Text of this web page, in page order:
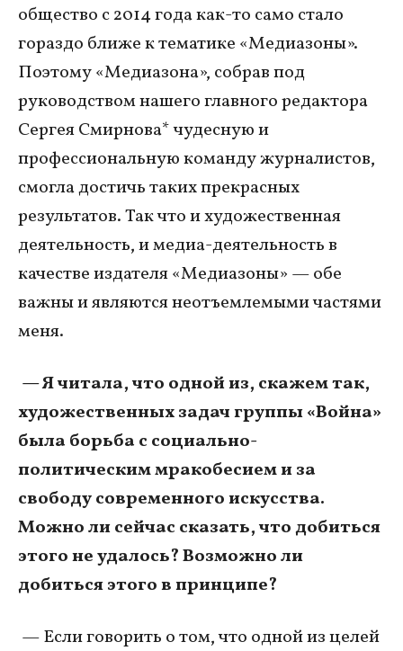
общество с 2014 года как-то само стало
гораздо ближе к тематике «Медиазоны».
Поэтому «Медиазона», собрав под
руководством нашего главного редактора
Сергея Смирнова* чудесную и
профессиональную команду журналистов,
смогла достичь таких прекрасных
результатов. Так что и художественная
деятельность, и медиа-деятельность в
качестве издателя «Медиазоны» — обе
важны и являются неотъемлемыми частями
меня.
— Я читала, что одной из, скажем так,
художественных задач группы «Война»
была борьба с социально-
политическим мракобесием и за
свободу современного искусства.
Можно ли сейчас сказать, что добиться
этого не удалось? Возможно ли
добиться этого в принципе?
— Если говорить о том, что одной из целей